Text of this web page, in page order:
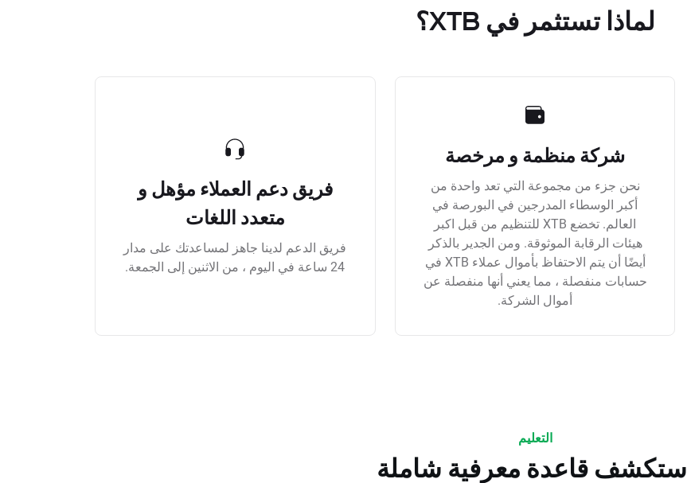
لماذا تستثمر في XTB؟
شركة منظمة و مرخصة
نحن جزء من مجموعة التي تعد واحدة من
أكبر الوسطاء المدرجين في البورصة في
العالم. تخضع XTB للتنظيم من قبل اكبر
هيئات الرقابة الموثوقة. ومن الجدير بالذكر
أيضًا أن يتم الاحتفاظ بأموال عملاء XTB في
حسابات منفصلة ، مما يعني أنها منفصلة عن
أموال الشركة.
فريق دعم العملاء مؤهل و
متعدد اللغات
فريق الدعم لدينا جاهز لمساعدتك على مدار
24 ساعة في اليوم ، من الاثنين إلى الجمعة.
التعليم
استكشف قاعدة معرفية شاملة